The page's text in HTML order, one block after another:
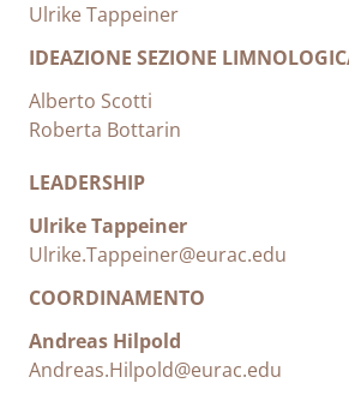
Ulrike Tappeiner
IDEAZIONE SEZIONE
Alberto Scotti
Roberta Bottarin
LEADERSHIP
Ulrike Tappeiner
Ulrike.Tappeiner@eurac.edu
COORDINAMENTO
Andreas Hilpold
Andreas.Hilpold@eurac.edu